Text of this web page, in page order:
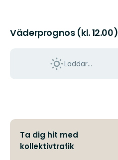
Väderprognos (kl. 12.00)
Laddar...
Ta dig hit med
kollektivtrafik